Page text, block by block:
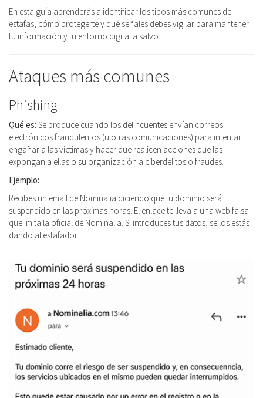
En esta guía aprenderás a identificar los tipos más comunes de
estafas, cómo protegerte y qué señales debes vigilar para mantener
tu información y tu entorno digital a salvo.
Ataques más comunes
Phishing
Qué es: Se produce cuando los delincuentes envían correos
electrónicos fraudulentos (u otras comunicaciones) para intentar
engañar a las víctimas y hacer que realicen acciones que las
expongan a ellas o su organización a ciberdelitos o fraudes.
Ejemplo:
Recibes un email de Nominalia diciendo que tu dominio será
suspendido en las próximas horas. El enlace te lleva a una web falsa
que imita la oficial de Nominalia. Si introduces tus datos, se los estás
dando al estafador.